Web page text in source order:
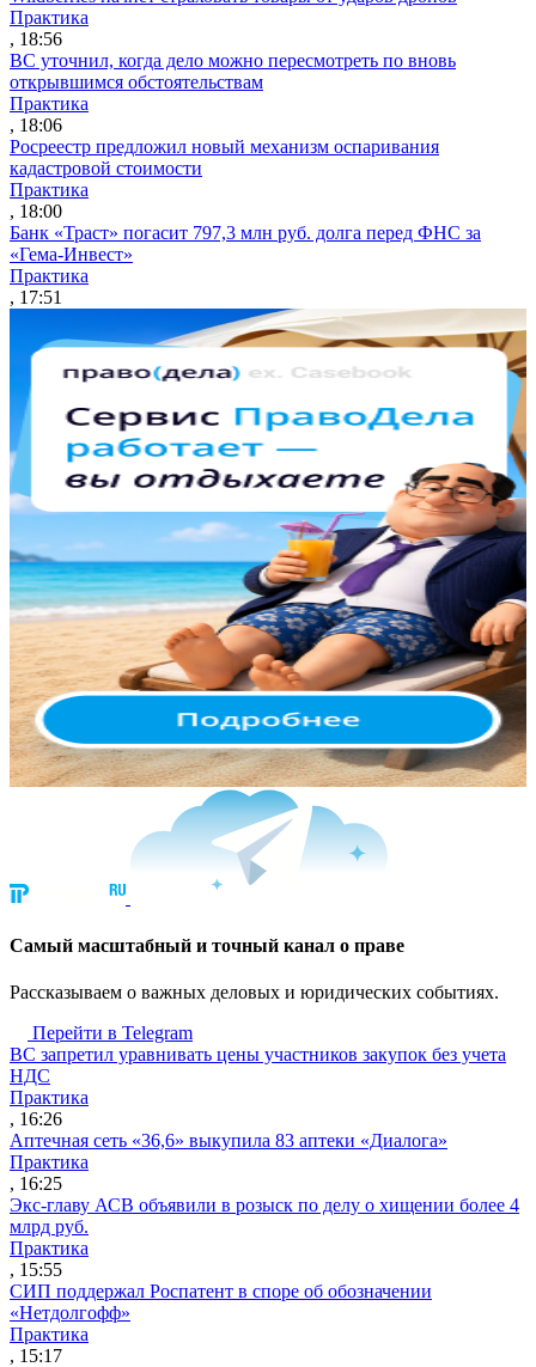
Практика
, 18:56
ВС уточнил, когда дело можно пересмотреть по вновь
открывшимся обстоятельствам
Практика
, 18:06
Росреестр предложил новый механизм оспаривания
кадастровой стоимости
Практика
, 18:00
Банк «Траст» погасит 797,3 млн руб. долга перед ФНС за
«Гема-Инвест»
Практика
, 17:51
Cамый масштабный и точный канал о праве
Рассказываем о важных деловых и юридических событиях.
Перейти в Telegram
ВС запретил уравнивать цены участников закупок без учета
НДС
Практика
, 16:26
Аптечная сеть «36,6» выкупила 83 аптеки «Диалога»
Практика
, 16:25
Экс-главу АСВ объявили в розыск по делу о хищении более 4
млрд руб.
Практика
, 15:55
СИП поддержал Роспатент в споре об обозначении
«Нетдолгофф»
Практика
, 15:17